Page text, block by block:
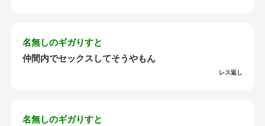
名無しのギガりすと
仲間内でセックスしてそうやもん
レス返し
名無しのギガりすと